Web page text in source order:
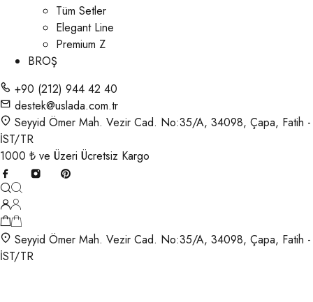
Tüm Setler
Elegant Line
Premium Z
BROŞ
+90 (212) 944 42 40
destek@uslada.com.tr
Seyyid Ömer Mah. Vezir Cad. No:35/A, 34098, Çapa, Fatih -
İST/TR
1000 ₺ ve Üzeri Ücretsiz Kargo
Seyyid Ömer Mah. Vezir Cad. No:35/A, 34098, Çapa, Fatih -
İST/TR